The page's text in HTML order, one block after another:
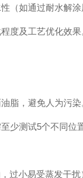
（如通过耐水解涂
度及工艺优化效果
脂，避免人为污染
少测试5个不同位
过小易受蒸发干扰